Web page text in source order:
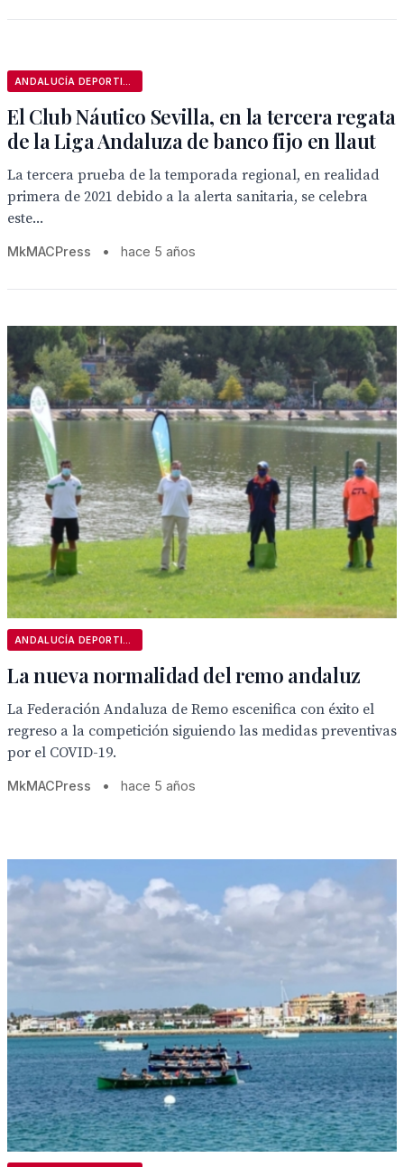
El Club Náutico Sevilla, en la tercera regata
de la Liga Andaluza de banco fijo en llaut
La tercera prueba de la temporada regional, en realidad
primera de 2021 debido a la alerta sanitaria, se celebra
este...
MkMACPress • hace 5 años
La nueva normalidad del remo andaluz
La Federación Andaluza de Remo escenifica con éxito el
regreso a la competición siguiendo las medidas preventivas
por el COVID-19.
MkMACPress • hace 5 años